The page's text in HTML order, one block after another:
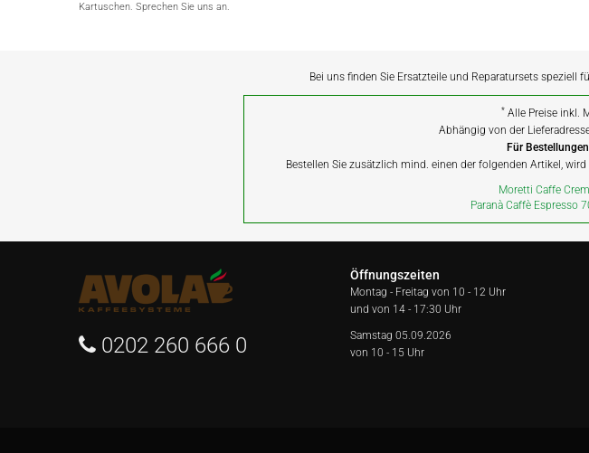
Kartuschen. Sprechen Sie uns an.
Bei uns finden Sie Ersatzteile und Reparatursets speziell
* Alle Preise inkl.
Abhängig von der
Für
Bestellen Sie zusätzlich mind. einen der folgenden Artikel,
Moretti Caffe
Paranà Caffè Espresso
0202 260 666 0
Öffnungszeiten
Montag - Freitag von 10 - 12 Uhr
und von 14 - 17:30 Uhr
Samstag 05.09.2026
von 10 - 15 Uhr